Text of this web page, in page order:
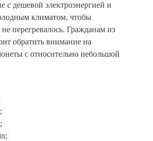
с дешевой электроэнергией и
климатом, чтобы
перегревалось. Гражданам из
обратить внимание на
с относительно небольшой